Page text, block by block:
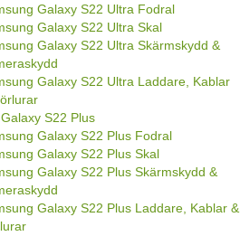
Galaxy S22 Ultra Fodral
Galaxy S22 Ultra Skal
Galaxy S22 Ultra Skärmskydd &
Galaxy S22 Ultra Laddare, Kablar
S22 Plus
Galaxy S22 Plus Fodral
Galaxy S22 Plus Skal
Galaxy S22 Plus Skärmskydd &
Galaxy S22 Plus Laddare, Kablar &